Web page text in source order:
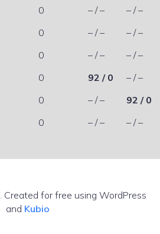
0 – / –
– / –
0 – / –
– / –
0 – / –
– / –
0 92 / 0
– / –
0 – / –
92 / 0
0 – / – – / –
for free using WordPress
and Kubio